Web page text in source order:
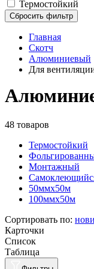
Термостойкий
Сбросить фильтр
Главная
Скотч
Алюминиевый
Для
48 товаров
Термостойкий
Монтажный
50ммх50м
100ммх50м
Сортировать по:
Карточки
Список
Таблица